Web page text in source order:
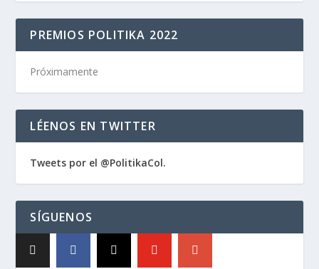
PREMIOS POLITIKA 2022
Próximamente
LÉENOS EN TWITTER
Tweets por el @PolitikaCol.
SÍGUENOS